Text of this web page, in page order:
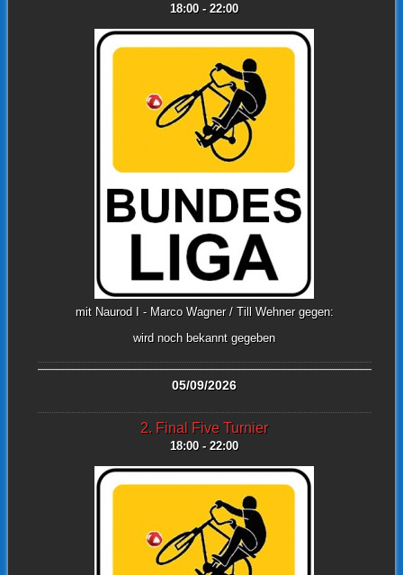
18:00 - 22:00
mit Naurod I - Marco Wagner / Till Wehner gegen:
wird noch bekannt gegeben
05/09/2026
2. Final Five Turnier
18:00 - 22:00